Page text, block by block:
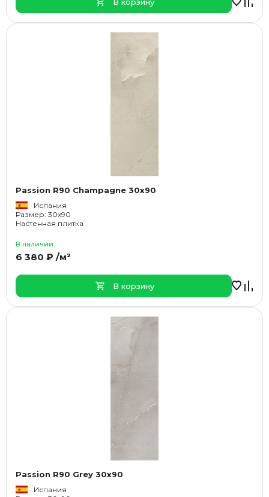
Passion R90 Champagne 30x90
Испания
Размер: 30x90
Настенная плитка
В наличии
6 380 ₽ /м²
В корзину
Passion R90 Grey 30x90
Испания